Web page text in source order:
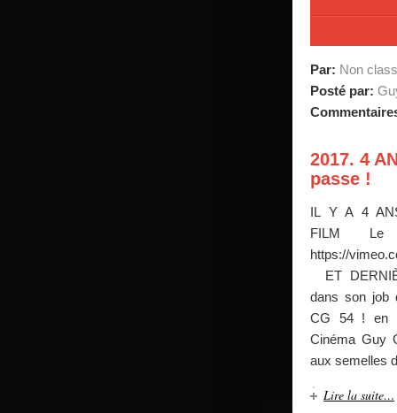
Par: Non
Posté par:
2017. 4
passe !
IL Y A 4
FILM Le
https://
ET
dans son job
CG 54 ! en
Cinéma Guy
aux semelles
Lire la suite…